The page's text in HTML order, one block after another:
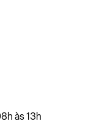
às 13h